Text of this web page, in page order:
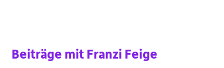
Beiträge mit Franzi Feige